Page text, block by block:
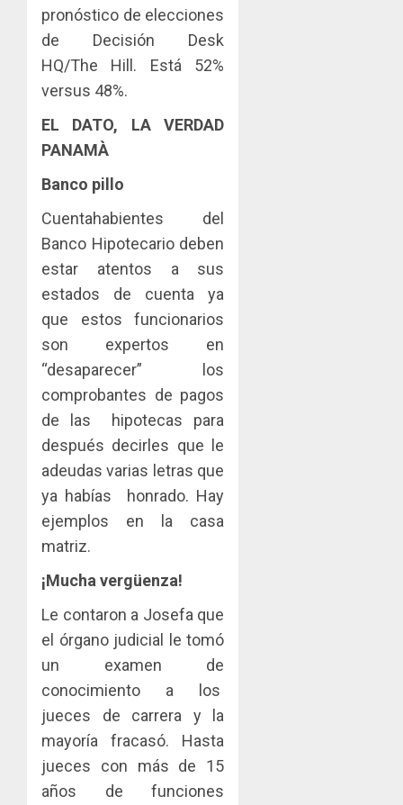
pronóstico de elecciones
de Decisión Desk
HQ/The Hill. Está 52%
versus 48%.
EL DATO, LA VERDAD
PANAMÀ
Banco pillo
Cuentahabientes del
Banco Hipotecario deben
estar atentos a sus
estados de cuenta ya
que estos funcionarios
son expertos en
“desaparecer” los
comprobantes de pagos
de las hipotecas para
después decirles que le
adeudas varias letras que
ya habías honrado. Hay
ejemplos en la casa
matriz.
¡Mucha vergüenza!
Le contaron a Josefa que
el órgano judicial le tomó
un examen de
conocimiento a los
jueces de carrera y la
mayoría fracasó. Hasta
jueces con más de 15
años de funciones